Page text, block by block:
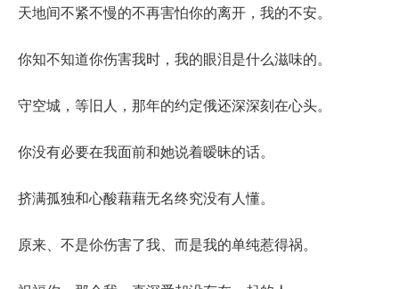
天地间不紧不慢的不再害怕你的离开，我的不安。
你知不知道你伤害我时，我的眼泪是什么滋味的。
守空城，等旧人，那年的约定俄还深深刻在心头。
你没有必要在我面前和她说着暧昧的话。
挤满孤独和心酸藉藉无名终究没有人懂。
原来、不是伱伤害了我、而是我的单纯惹得祸。